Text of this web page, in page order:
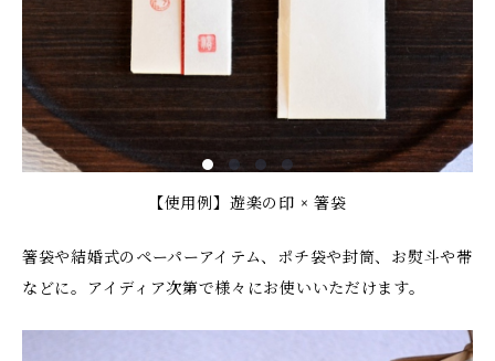
【使用例】遊楽の印 × 箸袋
箸袋や結婚式のペーパーアイテム、ポチ袋や封筒、お熨斗や帯
などに。アイディア次第で様々にお使いいただけます。